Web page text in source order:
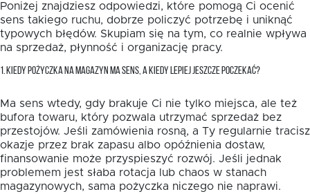
Poniżej znajdziesz odpowiedzi, które pomogą Ci ocenić
sens takiego ruchu, dobrze policzyć potrzebę i uniknąć
typowych błędów. Skupiam się na tym, co realnie wpływa
na sprzedaż, płynność i organizację pracy.
1. KIEDY POŻYCZKA NA MAGAZYN MA SENS, A KIEDY LEPIEJ JESZCZE POCZEKAĆ?
Ma sens wtedy, gdy brakuje Ci nie tylko miejsca, ale też
bufora towaru, który pozwala utrzymać sprzedaż bez
przestojów. Jeśli zamówienia rosną, a Ty regularnie tracisz
okazje przez brak zapasu albo opóźnienia dostaw,
finansowanie może przyspieszyć rozwój. Jeśli jednak
problemem jest słaba rotacja lub chaos w stanach
magazynowych, sama pożyczka niczego nie naprawi.